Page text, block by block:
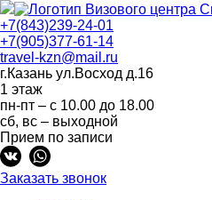
+7(843)239-24-01
+7(905)377-61-14
travel-kzn@mail.ru
г.Казань ул.Восход д.16
1 этаж
пн-пт – с 10.00 до 18.00
сб, вс – выходной
Прием по записи
Заказать звонок